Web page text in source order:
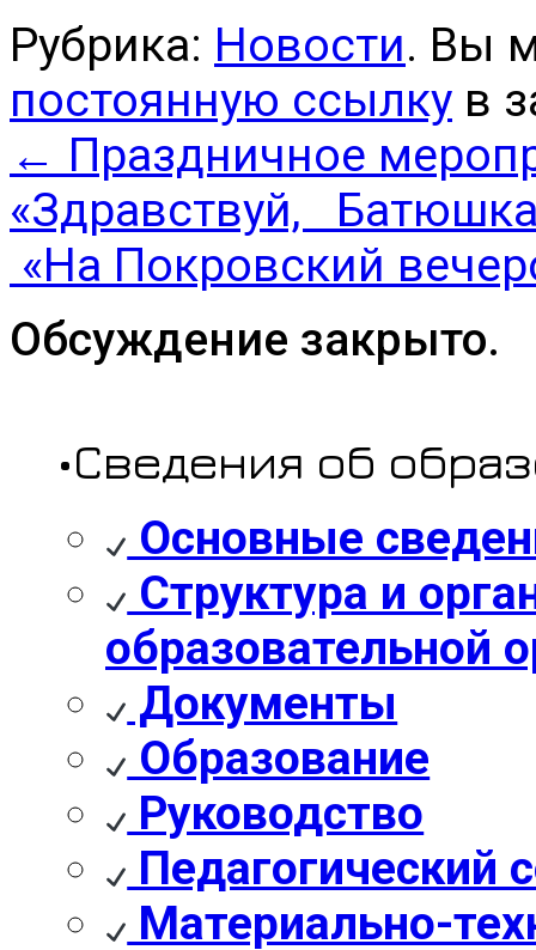
Рубрика: Новости. Вы
постоянную ссылку в
← Праздничное
«Здравствуй,
«На Покровский
Обсуждение закрыто.
•Сведения об
Основные
Структура и
образовательной
Документы
Образование
Руководство
Педагогический
Материально-